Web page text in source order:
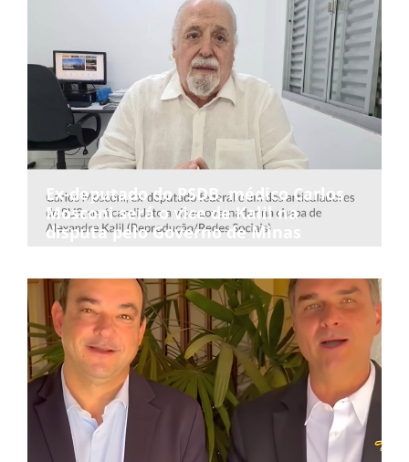
Ex-deputado do PSDB, médico Carlos
Mosconi será o vice de Kalil na
disputa pelo Governo de Minas